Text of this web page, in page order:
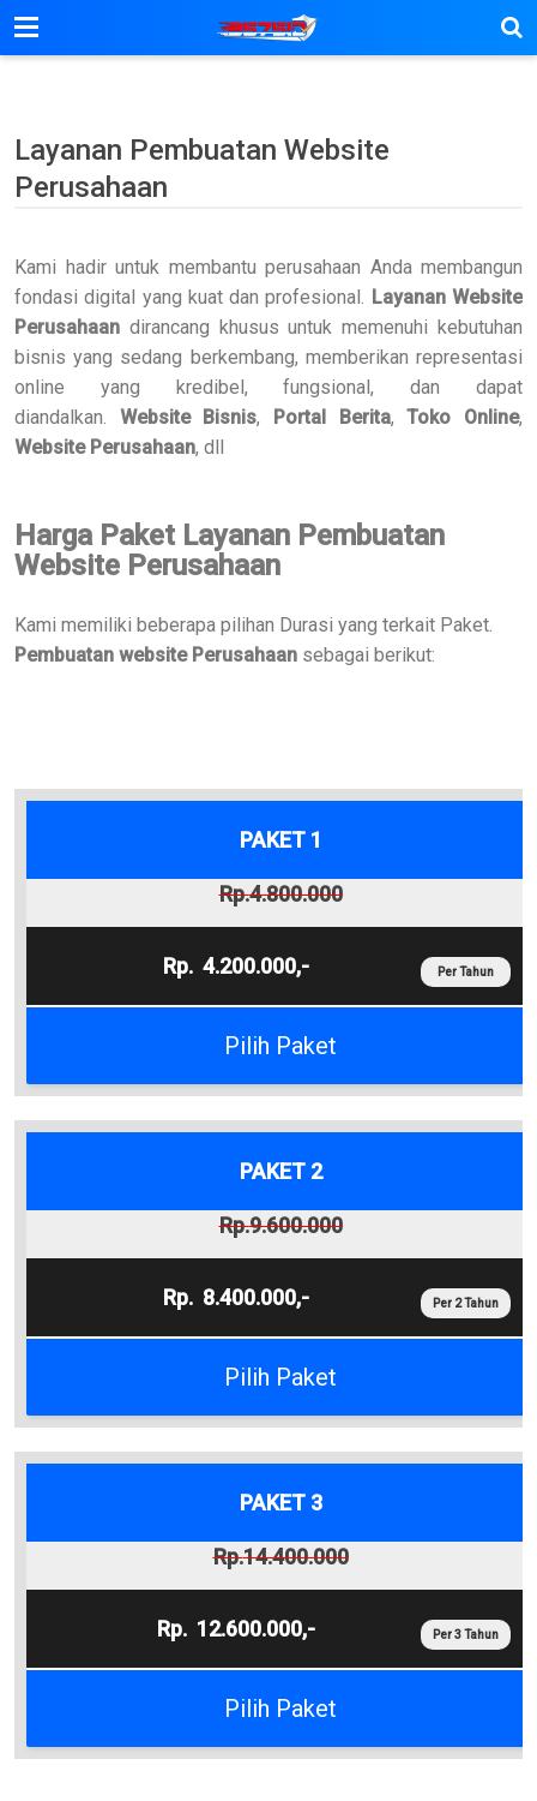
Layanan Pembuatan Website
Perusahaan
Kami hadir untuk membantu perusahaan Anda membangun
fondasi digital yang kuat dan profesional. Layanan Website
Perusahaan dirancang khusus untuk memenuhi kebutuhan
bisnis yang sedang berkembang, memberikan representasi
online yang kredibel, fungsional, dan dapat
diandalkan. Website Bisnis, Portal Berita,Toko Online,
Website Perusahaan, dll
Harga Paket Layanan Pembuatan
Website Perusahaan
Kami memiliki beberapa pilihan Durasi yang terkait Paket.
Pembuatan website Perusahaan sebagai berikut:
PAKET 1
4.800.000
4.200.000,- Per Tahun
Pilih Paket
PAKET 2
9.600.000
8.400.000,- Per 2 Tahun
Pilih Paket
PAKET 3
14.400.000
12.600.000,- Per 3 Tahun
Pilih Paket